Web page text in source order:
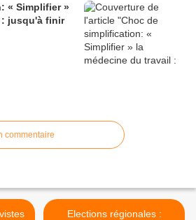
« Simplifier »
: jusqu'à finir
commentaire
Elections régionales :